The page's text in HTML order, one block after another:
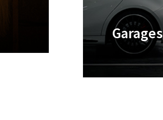
Garages